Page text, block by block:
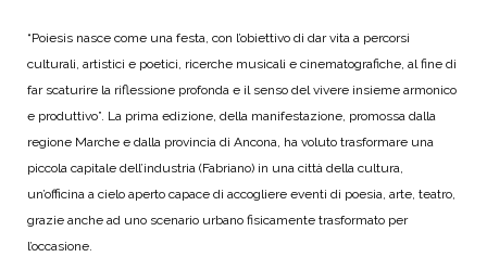
“Poiesis nasce come una festa, con l’obiettivo di dar vita a percorsi
culturali, artistici e poetici, ricerche musicali e cinematografiche, al fine di
far scaturire la riflessione profonda e il senso del vivere insieme armonico
e produttivo”. La prima edizione, della manifestazione, promossa dalla
regione Marche e dalla provincia di Ancona, ha voluto trasformare una
piccola capitale dell’industria (Fabriano) in una città della cultura,
un’officina a cielo aperto capace di accogliere eventi di poesia, arte, teatro,
grazie anche ad uno scenario urbano fisicamente trasformato per
l’occasione.